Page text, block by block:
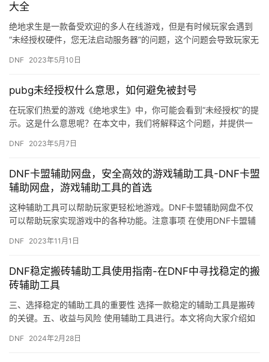
大全
绝地求生是一款备受欢迎的多人在线游戏，但是有时候玩家会遇到
“未经授权硬件，您无法启动服务器”的问题，这个问题会导致玩家无
这…
DNF 2023年5月10日
pubg未经授权什么意思，如何避免被封号
在玩家们热爱的游戏《绝地求生》中，你可能会看到“未经授权”的提
示。这是什么意思呢？在本文中，我们将解释这个问题，并提供一
DNF 2023年5月7日
DNF卡盟辅助网盘，安全高效的游戏辅助工具-DNF卡盟
辅助网盘，游戏辅助工具的首选
这种辅助工具可以帮助玩家更轻松地游戏。DNF卡盟辅助网盘不仅
可以帮助玩家实现游戏中的各种功能。注意事项 在使用DNF卡盟辅
DNF 2023年11月1日
DNF稳定搬砖辅助工具使用指南-在DNF中寻找稳定的搬
砖辅助工具
三、选择稳定的辅助工具的重要性 选择一款稳定的辅助工具是搬砖
的关键。五、收益与风险 使用辅助工具进行。本文将向大家介绍如
DNF 2024年2月28日